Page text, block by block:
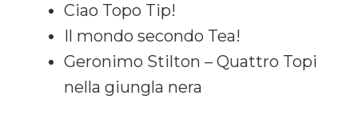
Ciao Topo Tip!
Il mondo secondo Tea!
Geronimo Stilton – Quattro Topi
nella giungla nera